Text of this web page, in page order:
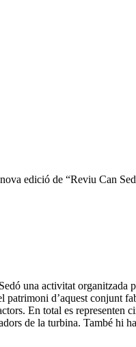
edició de “Reviu Can
una activitat
d’aquest conjunt
En total es
de la turbina. També hi